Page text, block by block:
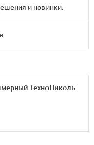
и новинки.
ТехноНиколь